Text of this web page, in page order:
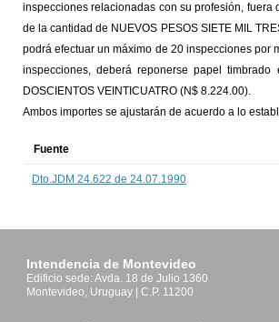
inspecciones relacionadas con su profesión,
de la cantidad de NUEVOS PESOS SIETE MIL
podrá efectuar un máximo de 20 inspecciones por
inspecciones, deberá reponerse papel
DOSCIENTOS VEINTICUATRO (N$ 8.224.00).
Ambos importes se ajustarán de acuerdo a lo
Fuente
Dto.JDM 24.622 de 24.07.1990
Intendencia de Montevideo
Edificio sede: Avda. 18 de Julio 1360
Montevideo, Uruguay | C.P. 11200